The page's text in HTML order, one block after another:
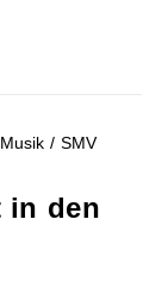
Musik / SMV
in den